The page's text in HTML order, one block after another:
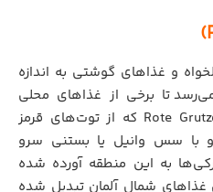
و غذاهای گوشتی به اندازه
.تا برخی از غذاهای محلی
شیرین را امتحان کنید. مثلا Rote Grutze که از توت‌های قرمز
و با سس وانیل یا بستنی سرو
به این منطقه آورده شده
غذاهای شمال آلمان تبدیل شده